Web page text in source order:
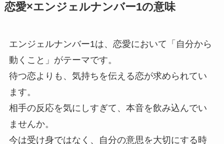
恋愛×エンジェルナンバー1の意味
エンジェルナンバー1は、恋愛において「自分から
動くこと」がテーマです。
待つ恋よりも、気持ちを伝える恋が求められてい
ます。
相手の反応を気にしすぎて、本音を飲み込んでい
ませんか。
今は受け身ではなく、自分の意思を大切にする時